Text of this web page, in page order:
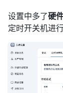
设置中多了硬
定时开关机进行